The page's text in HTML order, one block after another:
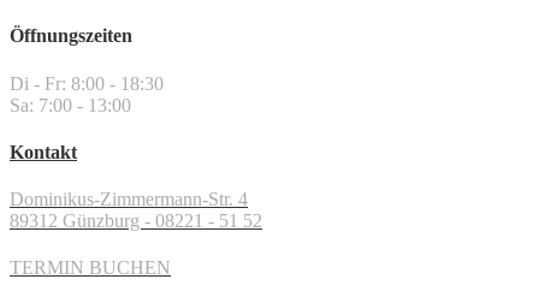
Öffnungszeiten
Di - Fr: 8:00 - 18:30
Sa: 7:00 - 13:00
Kontakt
Dominikus-Zimmermann-Str. 4
89312 Günzburg - 08221 - 51 52
TERMIN BUCHEN